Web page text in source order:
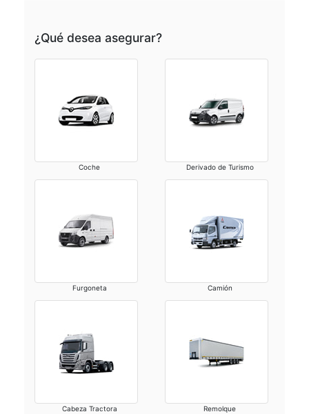
¿Qué desea asegurar?
Coche Derivado de Turismo
Furgoneta Camión
Cabeza Tractora Remolque